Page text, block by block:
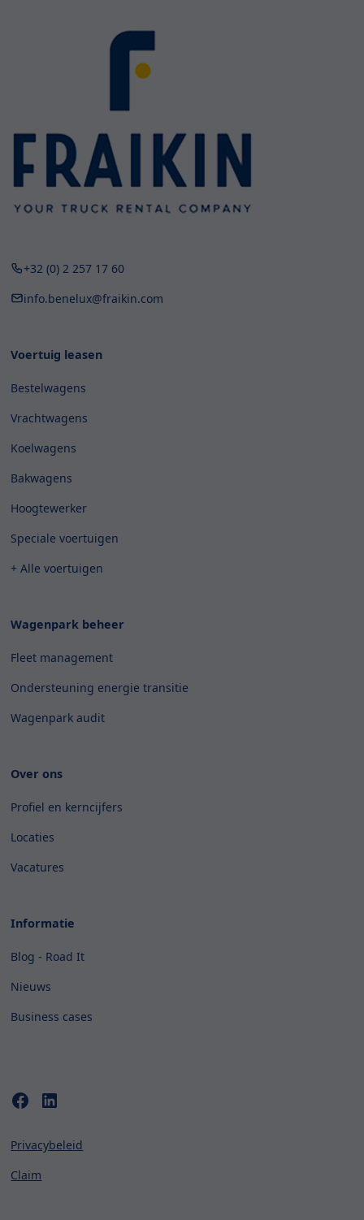
+32 (0) 2 257 17 60
info.benelux@fraikin.com
Voertuig leasen
Bestelwagens
Vrachtwagens
Koelwagens
Bakwagens
Hoogtewerker
Speciale voertuigen
+ Alle voertuigen
Wagenpark beheer
Fleet management
Ondersteuning energie transitie
Wagenpark audit
Over ons
Profiel en kerncijfers
Locaties
Vacatures
Informatie
Blog - Road It
Nieuws
Business cases
Privacybeleid
Claim